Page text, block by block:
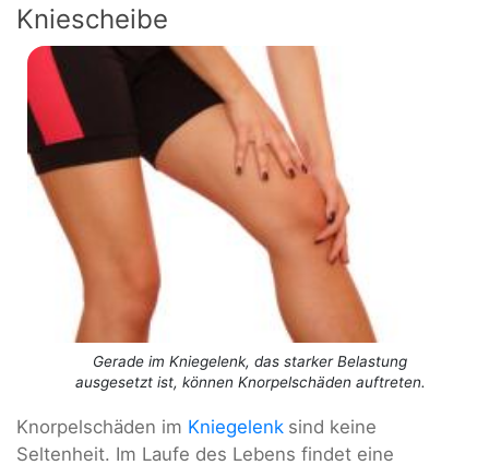
Kniescheibe
Gerade im Kniegelenk, das starker Belastung
ausgesetzt ist, können Knorpelschäden auftreten.
Knorpelschäden im Kniegelenk sind keine
Seltenheit. Im Laufe des Lebens findet eine